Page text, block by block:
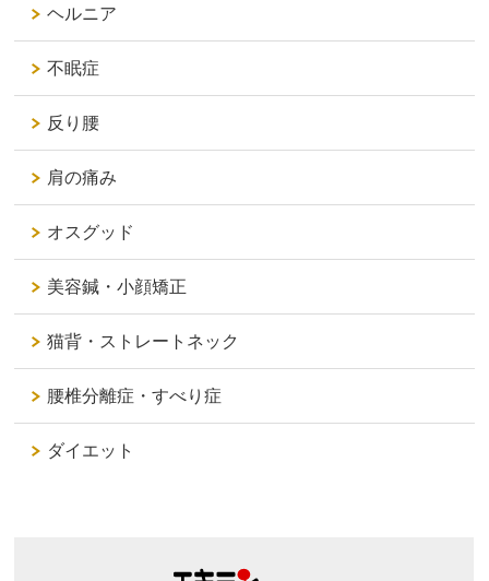
ヘルニア
不眠症
反り腰
肩の痛み
オスグッド
美容鍼・小顔矯正
猫背・ストレートネック
腰椎分離症・すべり症
ダイエット